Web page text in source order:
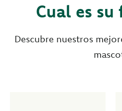
Cual es
Descubre nuestros